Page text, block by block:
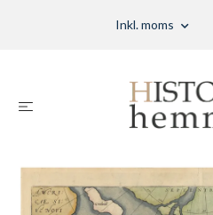
Inkl. moms